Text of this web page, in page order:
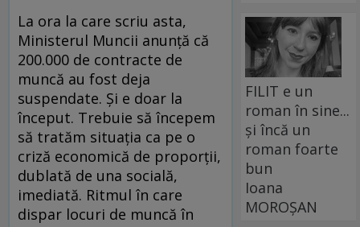
La ora la care scriu asta,
Ministerul Muncii anunță că
200.000 de contracte de
muncă au fost deja
suspendate. Și e doar la
început. Trebuie să începem
să tratăm situația ca pe o
criză economică de proporții,
dublată de una socială,
imediată. Ritmul în care
dispar locuri de muncă în
FILIT e un
roman în sine...
și încă un
roman foarte
bun
Ioana
MOROȘAN